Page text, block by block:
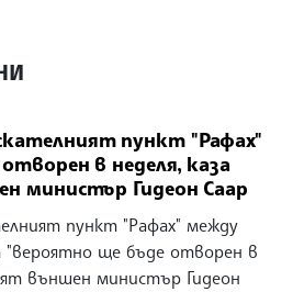
пункт "Рафах"
в неделя, каза
министър Гидеон Саар
пункт "Рафах" между
"вероятно ще бъде отворен в
външен министър Гидеон